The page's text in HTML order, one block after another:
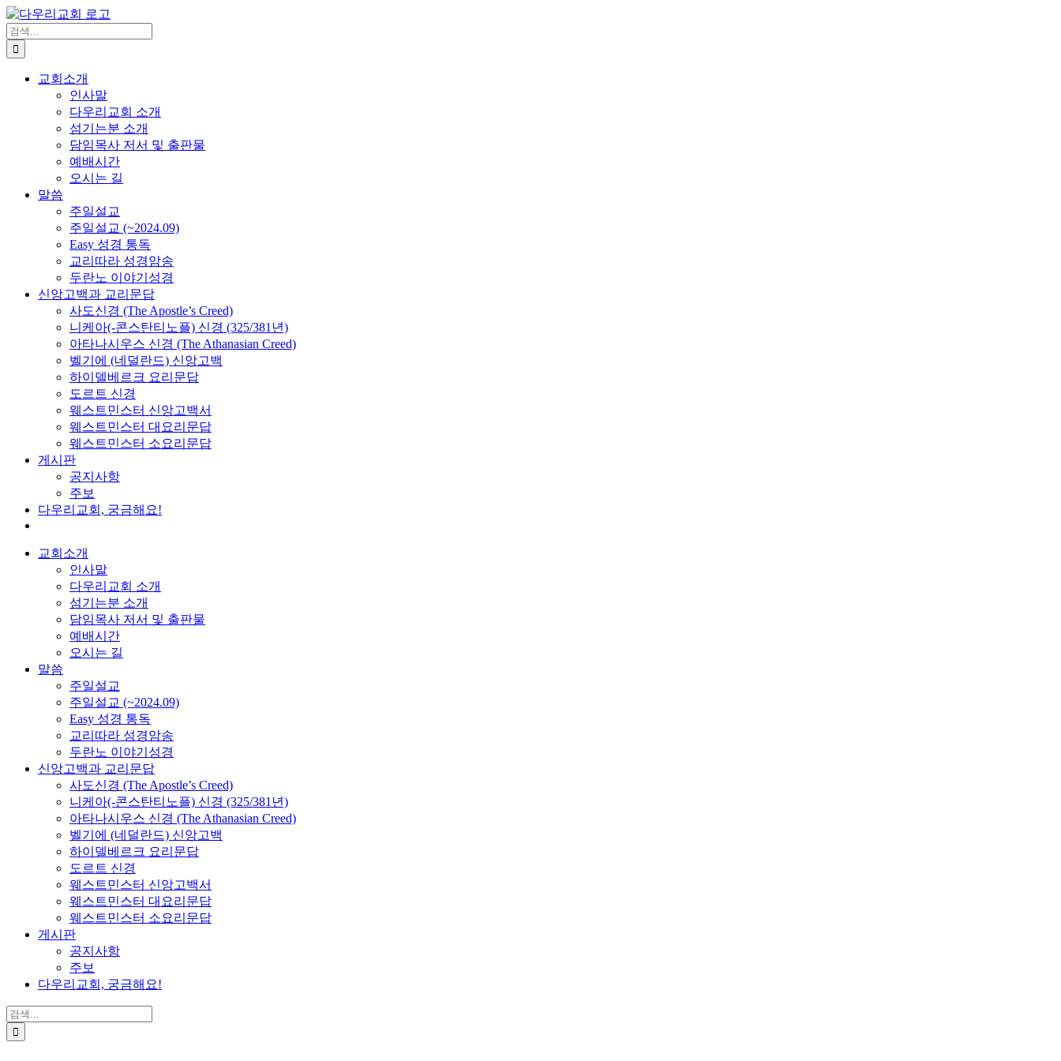
Skip
to
content
검
색
...
교회소개
인사말
다우리교회 소개
섬기는분 소개
담임목사 저서 및 출판물
예배시간
오시는 길
말씀
주일설교
주일설교 (~2024.09)
Easy 성경 통독
교리따라 성경암송
두란노 이야기성경
신앙고백과 교리문답
사도신경 (The Apostle’s Creed)
니케아(-콘스탄티노플) 신경 (325/381년)
아타나시우스 신경 (The Athanasian Creed)
벨기에 (네덜란드) 신앙고백
하이델베르크 요리문답
도르트 신경
웨스트민스터 신앙고백서
웨스트민스터 대요리문답
웨스트민스터 소요리문답
게시판
공지사항
주보
다우리교회, 궁금해요!
교회소개
인사말
다우리교회 소개
섬기는분 소개
담임목사 저서 및 출판물
예배시간
오시는 길
말씀
주일설교
주일설교 (~2024.09)
Easy 성경 통독
교리따라 성경암송
두란노 이야기성경
신앙고백과 교리문답
사도신경 (The Apostle’s Creed)
니케아(-콘스탄티노플) 신경 (325/381년)
아타나시우스 신경 (The Athanasian Creed)
벨기에 (네덜란드) 신앙고백
하이델베르크 요리문답
도르트 신경
웨스트민스터 신앙고백서
웨스트민스터 대요리문답
웨스트민스터 소요리문답
게시판
공지사항
주보
다우리교회, 궁금해요!
검
색
...